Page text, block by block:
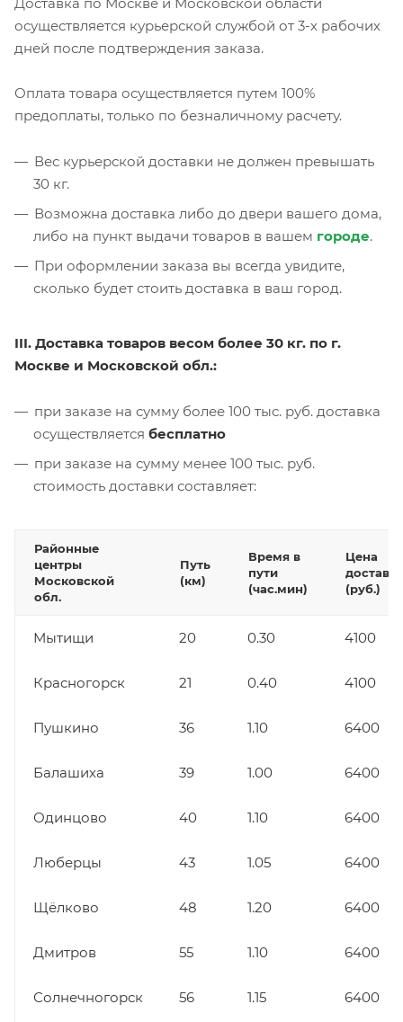
осуществляется курьерской службой от 3-х рабочих
дней после подтверждения заказа.
Оплата товара осуществляется путем 100%
предоплаты, только по безналичному расчету.
Вес курьерской доставки не должен превышать
30 кг.
Возможна доставка либо до двери вашего дома,
либо на пункт выдачи товаров в вашем городе.
При оформлении заказа вы всегда увидите,
сколько будет стоить доставка в ваш город.
III. Доставка товаров весом более 30 кг. по г.
Москве и Московской обл.:
при заказе на сумму более 100 тыс. руб. доставка
осуществляется бесплатно
при заказе на сумму менее 100 тыс. руб.
стоимость доставки составляет:
Районные
центры
Московской
обл.
Путь
(км)
Время в
пути
(час.мин)
Цена
(руб.)
Мытищи 20 0.30 4100
Красногорск 21 0.40 4100
Пушкино 36 1.10 6400
Балашиха 39 1.00 6400
Одинцово 40 1.10 6400
Люберцы 43 1.05 6400
Щёлково 48 1.20 6400
Дмитров 55 1.10 6400
Солнечногорск 56 1.15 6400